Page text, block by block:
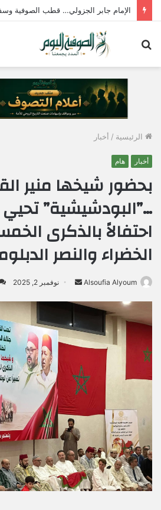
الإمام جابر الجزولي… قطب الصوفية
الرئيسية / أخبار
أخبار هام
بحضور شيخها منير
…”البودشيشية” تحيي
احتفالاً بالذكرى
الخضراء والنصر
Alsoufia Alyoum
ل
ب
د
ا
إ
ل
ك
ت
ر
و
نوفمبر 2, 2025